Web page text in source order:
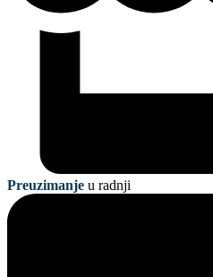
Preuzimanje u radnji